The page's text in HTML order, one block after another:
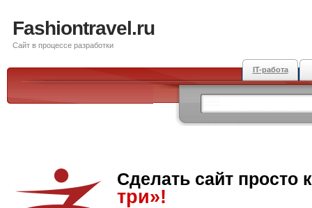
Fashiontravel.ru
Сайт в процессе разработки
IT-работа
Сделать сайт просто
три»!